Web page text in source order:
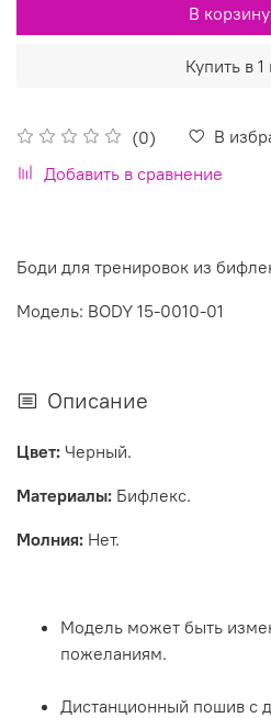
(0)
В
Добавить в сравнение
В корзину
Купить в 1
Боди для тренировок из
Модель: BODY 15-0010-01
Описание
Цвет: Черный.
Материалы: Бифлекс.
Молния: Нет.
Модель может быть
пожеланиям.
Дистанционный пошив с